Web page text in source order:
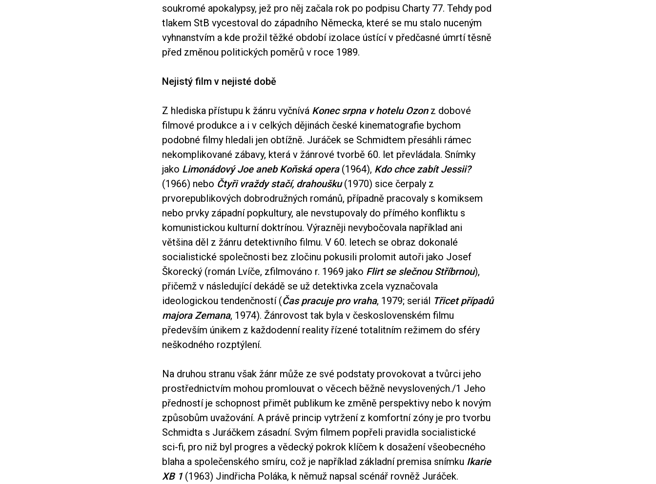
soukromé apokalypsy, jež pro něj začala rok po podpisu Charty 77. Tehdy pod
tlakem StB vycestoval do západního Německa, které se mu stalo nuceným
vyhnanstvím a kde prožil těžké období izolace ústící v předčasné úmrtí těsně
před změnou politických poměrů v roce 1989.
Nejistý film v nejisté době
Z hlediska přístupu k žánru vyčnívá Konec srpna v hotelu Ozonz dobové
filmové produkce a i v celkých dějinách české kinematografie bychom
podobné filmy hledali jen obtížně. Juráček se Schmidtem přesáhli rámec
nekomplikované zábavy, která v žánrové tvorbě 60. let převládala. Snímky
jako Limonádový Joe aneb Koňská opera (1964), Kdo chce zabít Jessii?
(1966) nebo Čtyři vraždy stačí, drahoušku(1970) sice čerpaly z
prvorepublikových dobrodružných románů, případně pracovaly s komiksem
nebo prvky západní popkultury, ale nevstupovaly do přímého konfliktu s
komunistickou kulturní doktrínou. Výrazněji nevybočovala například ani
většina děl z žánru detektivního filmu. V 60. letech se obraz dokonalé
socialistické společnosti bez zločinu pokusili prolomit autoři jako Josef
Škorecký (román Lvíče, zfilmováno r. 1969 jako Flirt se slečnou Stříbrnou),
přičemž v následující dekádě se už detektivka zcela vyznačovala
ideologickou tendenčností (Čas pracuje pro vraha, 1979; seriál Třicet případů
majora Zemana, 1974). Žánrovost tak byla v československém filmu
především únikem z každodenní reality řízené totalitním režimem do sféry
neškodného rozptýlení.
Na druhou stranu však žánr může ze své podstaty provokovat a tvůrci jeho
prostřednictvím mohou promlouvat o věcech běžně nevyslovených./1 Jeho
předností je schopnost přimět publikum ke změně perspektivy nebo k novým
způsobům uvažování. A právě princip vytržení z komfortní zóny je pro tvorbu
Schmidta s Juráčkem zásadní. Svým filmem popřeli pravidla socialistické
sci-fi, pro niž byl progres a vědecký pokrok klíčem k dosažení všeobecného
blaha a společenského smíru, což je například základní premisa snímku Ikarie
XB 1 (1963) Jindřicha Poláka, k němuž napsal scénář rovněž Juráček.